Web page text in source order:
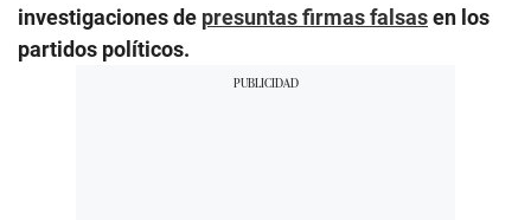
investigaciones de presuntas firmas falsasen los
partidos políticos.